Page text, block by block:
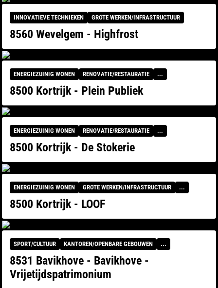
INNOVATIEVE TECHNIEKEN GROTE WERKEN/INFRASTRUCTUUR
8560 Wevelgem - Highfrost
ENERGIEZUINIG WONEN RENOVATIE/RESTAURATIE ...
8500 Kortrijk - Plein Publiek
ENERGIEZUINIG WONEN RENOVATIE/RESTAURATIE ...
8500 Kortrijk - De Stokerie
ENERGIEZUINIG WONEN GROTE WERKEN/INFRASTRUCTUUR ...
8500 Kortrijk - LOOF
SPORT/CULTUUR KANTOREN/OPENBARE GEBOUWEN ...
8531 Bavikhove - Bavikhove -
Vrijetijdspatrimonium